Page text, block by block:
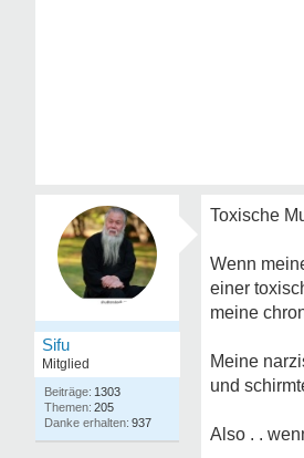
Sifu
Mitglied
1303
205
937
Toxische
Wenn
einer
meine
Meine
und
Also . .